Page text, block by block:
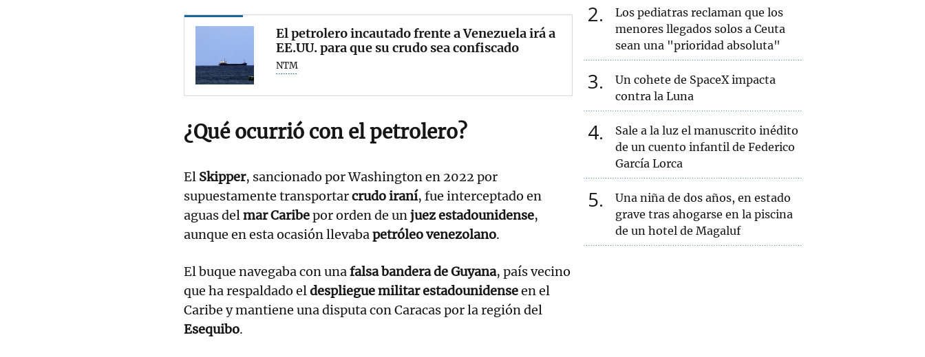
El petrolero incautado frente a Venezuela irá a
EE.UU. para que su crudo sea confiscado
NTM
¿Qué ocurrió con el petrolero?
El Skipper, sancionado por Washington en 2022 por
supuestamente transportarcrudo iraní, fue interceptado en
aguas delmar Caribepor orden de unjuez estadounidense,
aunque en esta ocasión llevabapetróleo venezolano.
El buque navegaba con unafalsa bandera de Guyana, país vecino
que ha respaldado eldespliegue militar estadounidenseen el
Caribe y mantiene una disputa con Caracas por la región del
Esequibo.
2
Los pediatras reclaman que los
menores llegados solos a Ceuta
sean una "prioridad absoluta"
3
Un cohete de SpaceX impacta
contra la Luna
4
Sale a la luz el manuscrito inédito
de un cuento infantil de Federico
García Lorca
5
Una niña de dos años, en estado
grave tras ahogarse en la piscina
de un hotel de Magaluf